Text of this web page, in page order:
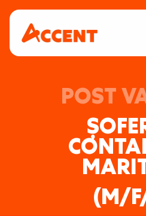
POST
(M/